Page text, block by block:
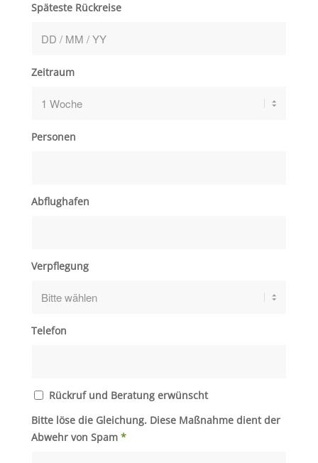
Späteste Rückreise
Zeitraum
Personen
Abflughafen
Verpflegung
Telefon
Rückruf und Beratung erwünscht
Bitte löse die Gleichung. Diese Maßnahme dient der
Abwehr von Spam *